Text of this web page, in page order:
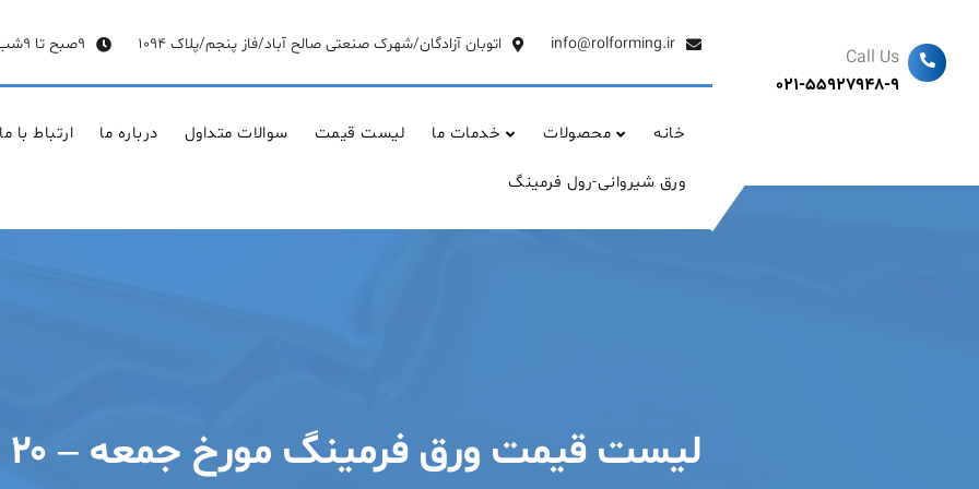
content
info@rolforming.ir اتوبان آزادگان/شهرک صنعتی صالح آباد/فاز پنجم/پلاک 1094 9صبح تا 9شب
خانه محصولات خدمات ما لیست قیمت سوالات متداول درباره ما ارتباط با ما
ورق شیروانی-رول فرمینگ
Call Us
021-55927948-9
لیست قیمت ورق فرمینگ مورخ جمعه – ۲۰ فروردین ۱۴۰۰